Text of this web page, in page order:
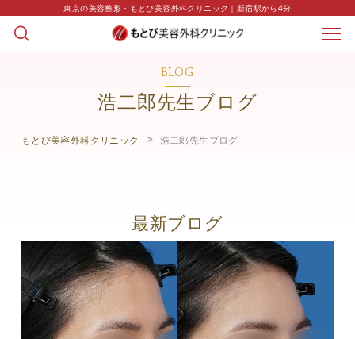
東京の美容整形・もとび美容外科クリニック｜新宿駅から4分
BLOG
浩二郎先生ブログ
もとび美容外科クリニック 浩二郎先生ブログ
最新ブログ